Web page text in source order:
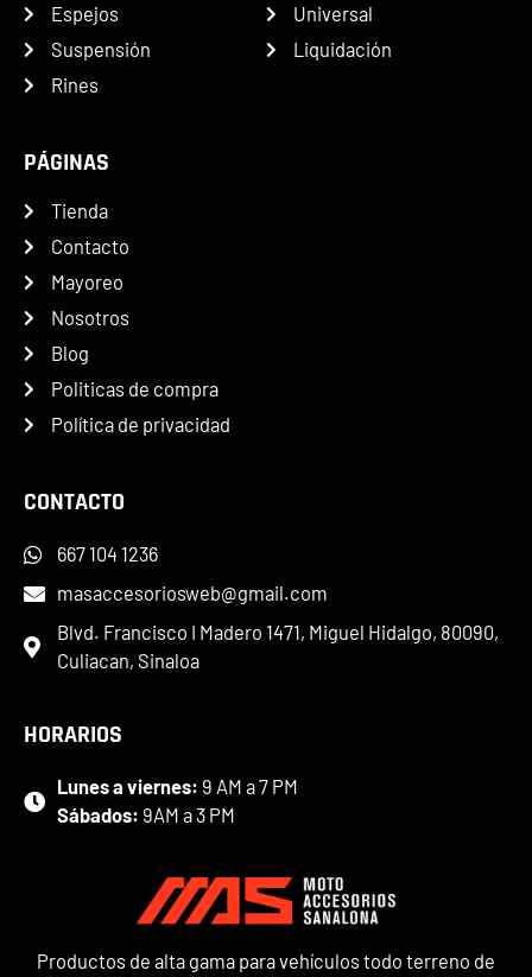
Productos de alta gama para vehículos todo terreno de
Espejos
Suspensión
Rines
Universal
Liquidación
PÁGINAS
Tienda
Contacto
Mayoreo
Nosotros
Blog
Politicas de compra
Política de privacidad
CONTACTO
667 104 1236
masaccesoriosweb@gmail.com
Blvd. Francisco I Madero 1471, Miguel Hidalgo, 80090,
Culiacan, Sinaloa
HORARIOS
Lunes a viernes: 9 AM a 7 PM
Sábados: 9AM a 3 PM